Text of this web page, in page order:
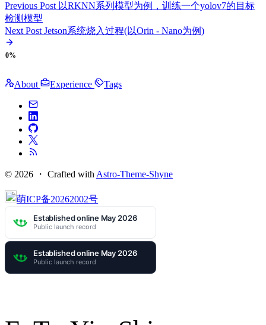
Previous Post 以RKNN系列模型为例，训练一个yolov7的目标
检测模型
Next PostJetson系统烧入过程(以Orin - Nano为例)
0%
About Experience Tags
© 2026 ・ Crafted withAstro-Theme-Shyne
萌ICP备20262002号